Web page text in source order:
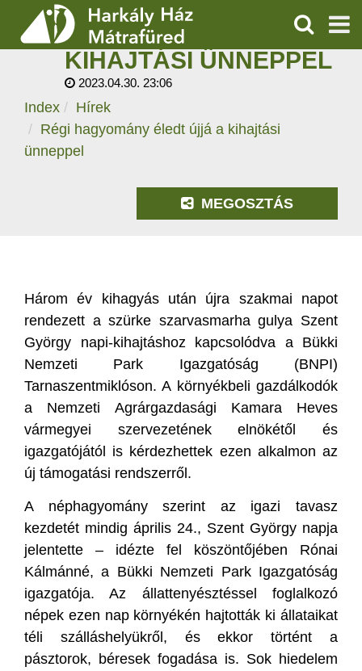
SZOLGÁLTATÁSOK
PROGRAMOK
HÍREK
KERESÉS
RÉGI HAGYOMÁNY
ÉLEDT ÚJJÁ A
KIHAJTÁSI ÜNNEPPEL
2023.04.30. 23:06
Index
Hírek
Régi hagyomány éledt újjá a kihajtási
ünneppel
MEGOSZTÁS
Három év kihagyás után újra szakmai napot
rendezett a szürke szarvasmarha gulya Szent
György napi-kihajtáshoz kapcsolódva a Bükki
Nemzeti Park Igazgatóság (BNPI)
Tarnaszentmiklóson. A környékbeli gazdálkodók
a Nemzeti Agrárgazdasági Kamara Heves
vármegyei szervezetének elnökétől és
igazgatójától is kérdezhettek ezen alkalmon az
új támogatási rendszerről.
A néphagyomány szerint az igazi tavasz
kezdetét mindig április 24., Szent György napja
jelentette – idézte fel köszöntőjében Rónai
Kálmánné, a Bükki Nemzeti Park Igazgatóság
igazgatója. Az állattenyésztéssel foglalkozó
népek ezen nap környékén hajtották ki állataikat
téli szálláshelyükről, és ekkor történt a
pásztorok, béresek fogadása is. Sok hiedelem